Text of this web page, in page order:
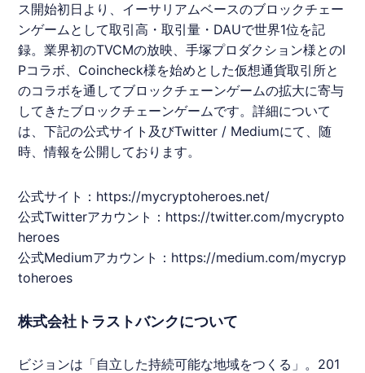
ス開始初日より、イーサリアムベースのブロックチェー
ンゲームとして取引高・取引量・DAUで世界1位を記
録。業界初のTVCMの放映、手塚プロダクション様とのI
Pコラボ、Coincheck様を始めとした仮想通貨取引所と
のコラボを通してブロックチェーンゲームの拡大に寄与
してきたブロックチェーンゲームです。詳細について
は、下記の公式サイト及びTwitter / Mediumにて、随
時、情報を公開しております。
公式サイト： https://mycryptoheroes.net/
公式Twitterアカウント： https://twitter.com/mycrypto
heroes
公式Mediumアカウント： https://medium.com/mycryp
toheroes
株式会社トラストバンクについて
ビジョンは「自立した持続可能な地域をつくる」。201